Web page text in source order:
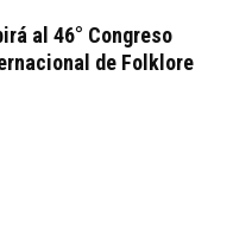
al 46° Congreso
de Folklore